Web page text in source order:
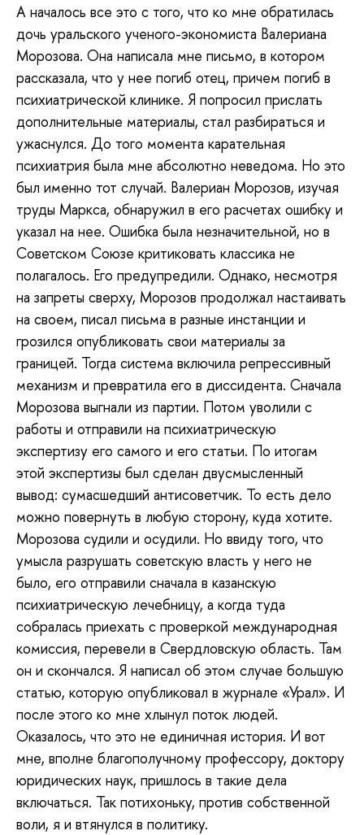
А началось все это с того, что ко мне обратилась
дочь уральского ученого-экономиста Валериана
Морозова. Она написала мне письмо, в котором
рассказала, что у нее погиб отец, причем погиб в
психиатрической клинике. Я попросил прислать
дополнительные материалы, стал разбираться и
ужаснулся. До того момента карательная
психиатрия была мне абсолютно неведома. Но это
был именно тот случай. Валериан Морозов, изучая
труды Маркса, обнаружил в его расчетах ошибку и
указал на нее. Ошибка была незначительной, но в
Советском Союзе критиковать классика не
полагалось. Его предупредили. Однако, несмотря
на запреты сверху, Морозов продолжал настаивать
на своем, писал письма в разные инстанции и
грозился опубликовать свои материалы за
границей. Тогда система включила репрессивный
механизм и превратила его в диссидента. Сначала
Морозова выгнали из партии. Потом уволили с
работы и отправили на психиатрическую
экспертизу его самого и его статьи. По итогам
этой экспертизы был сделан двусмысленный
вывод: сумасшедший антисоветчик. То есть дело
можно повернуть в любую сторону, куда хотите.
Морозова судили и осудили. Но ввиду того, что
умысла разрушать советскую власть у него не
было, его отправили сначала в казанскую
психиатрическую лечебницу, а когда туда
собралась приехать с проверкой международная
комиссия, перевели в Свердловскую область. Там
он и скончался. Я написал об этом случае большую
статью, которую опубликовал в журнале «Урал». И
после этого ко мне хлынул поток людей.
Оказалось, что это не единичная история. И вот
мне, вполне благополучному профессору, доктору
юридических наук, пришлось в такие дела
включаться. Так потихоньку, против собственной
воли, я и втянулся в политику.